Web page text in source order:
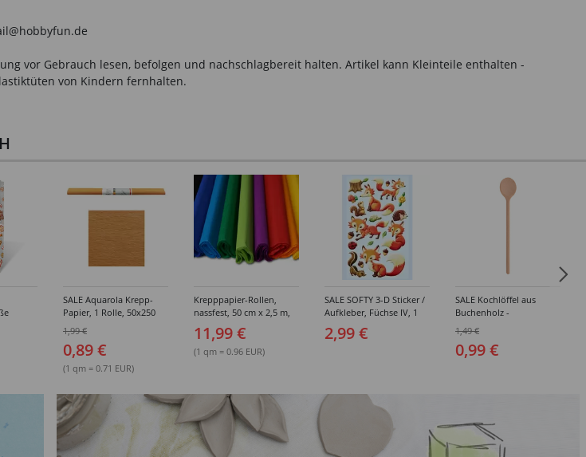
vor Gebrauch lesen, befolgen und nachschlagbereit halten. Artikel kann Kleinteile enthalten -
von Kindern fernhalten.
SALE Aquarola Krepp-
Papier, 1 Rolle, 50x250
1,99 €
0,89 €
(1 qm = 0.71 EUR)
Krepppapier-Rollen,
nassfest, 50 cm x 2,5 m,
Farben
11,99 €
(1 qm = 0.96 EUR)
SALE SOFTY 3-D Sticker /
Aufkleber, Füchse IV, 1
2,99 €
SALE Kochlöffel aus
Buchenholz -
1,49 €
0,99 €